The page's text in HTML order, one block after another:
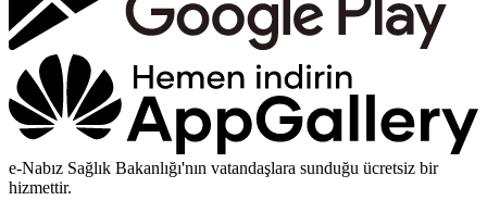
e-Nabız Sağlık Bakanlığı'nın vatandaşlara sunduğu ücretsiz bir
hizmettir.